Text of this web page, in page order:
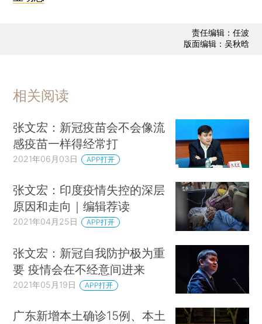
责任编辑：任波
版面编辑：吴秋晗
相关阅读
张文宏：新冠疫苗会不会像流
感疫苗一样得经常打
2021年06月03日 APP打开
张文宏：印度疫情失控的深层
原因和走向｜编辑荐读
2021年04月25日 APP打开
张文宏：新冠自我防护极为重
要 疫情会在不经意间进来
2021年05月19日 APP打开
广东新增本土确诊15例、本土